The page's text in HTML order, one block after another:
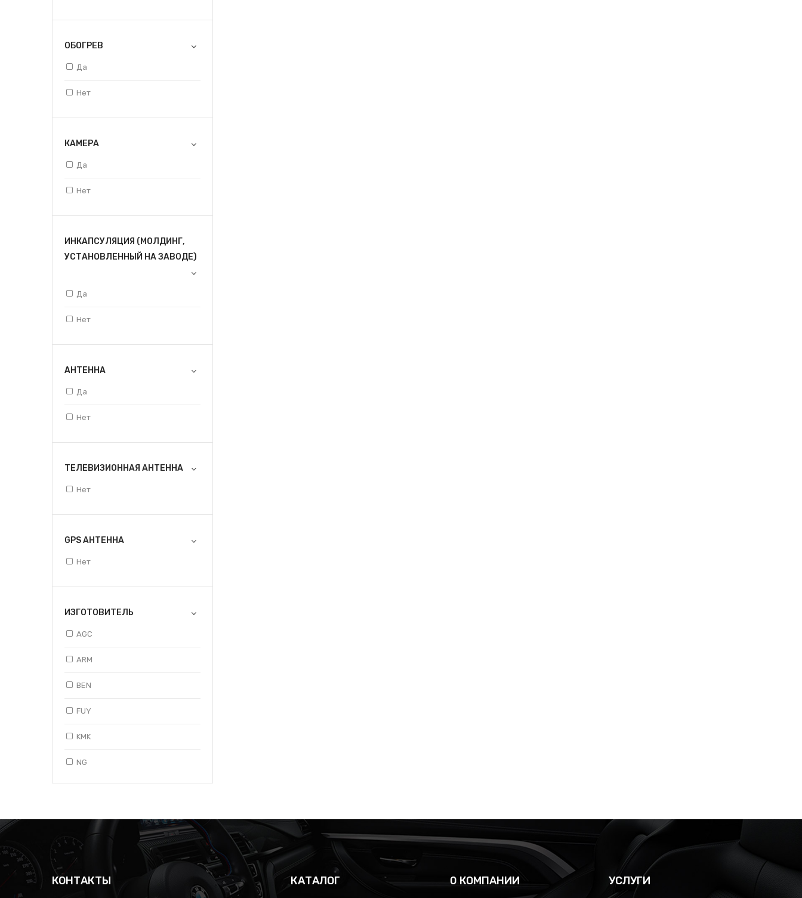
ОБОГРЕВ
Да
Нет
КАМЕРА
Да
Нет
ИНКАПСУЛЯЦИЯ (МОЛДИНГ,
УСТАНОВЛЕННЫЙ НА ЗАВОДЕ)
Да
Нет
АНТЕННА
Да
Нет
ТЕЛЕВИЗИОННАЯ АНТЕННА
Нет
GPS АНТЕННА
Нет
ИЗГОТОВИТЕЛЬ
AGC
ARM
BEN
FUY
KMK
NG
КОНТАКТЫ КАТАЛОГ 0 КОМПАНИИ УСЛУГИ